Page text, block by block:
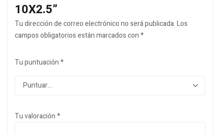
10X2.5”
Tu dirección de correo electrónico no será publicada.Los
campos obligatorios están marcados con*
Tu puntuación*
Tu valoración*